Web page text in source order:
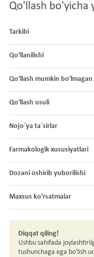
Qo'llash bo'yicha
Tarkibi
Qo'llanilishi
Qo'llash mumkin
Qo'llash usuli
Nojo´ya ta´sirlar
Farmakologik xususiyatlari
Dozani oshirib yuborilishi
Maxsus ko'rsatmalar
Diqqat qiling!
Ushbu sahifada
tushunchaga ega bo'lish